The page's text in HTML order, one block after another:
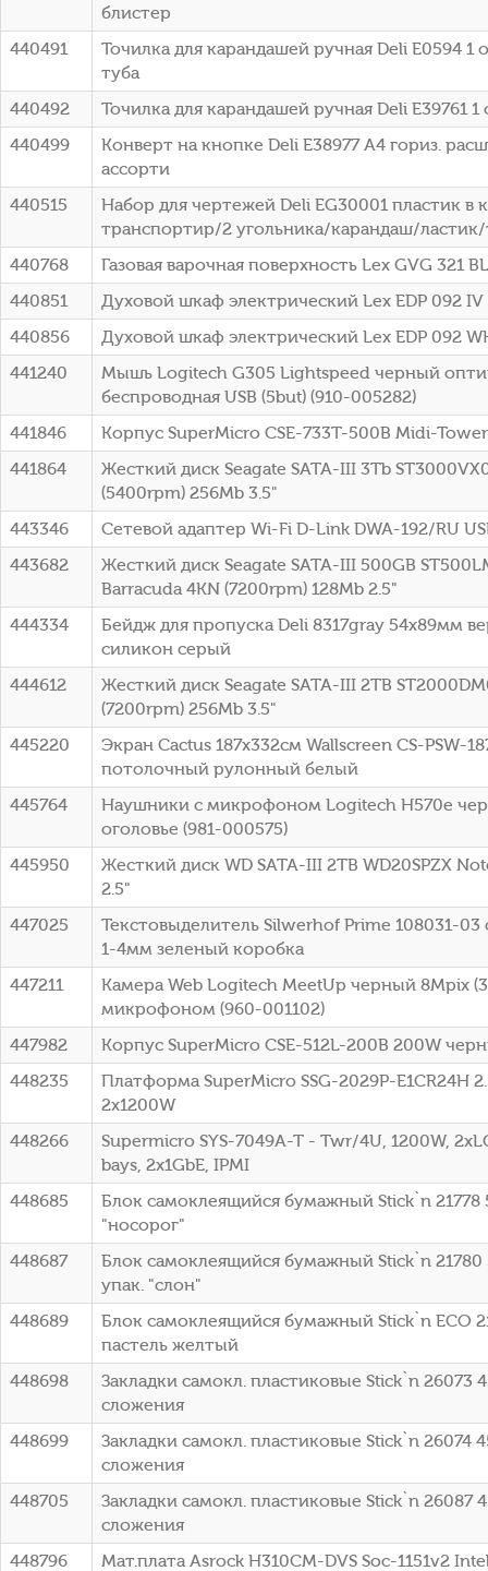
блистер
440491
Точилка для карандашей ручная Deli E0594 1
туба
440492
Точилка для карандашей ручная Deli E39761
440499
Конверт на кнопке Deli E38977 A4 гориз.
ассорти
440515
Набор для чертежей Deli EG30001 пластик в
транспортир/2 угольника/карандаш/
440768
Газовая варочная поверхность Lex GVG 321
440851
Духовой шкаф электрический Lex EDP 092
440856
Духовой шкаф электрический Lex EDP 092
441240
Мышь Logitech G305 Lightspeed черный
беспроводная USB (5but) (910-005282)
441846
Корпус SuperMicro CSE-733T-500B Midi-
441864
Жесткий диск Seagate SATA-III 3Tb
(5400rpm) 256Mb 3.5"
443346
Сетевой адаптер Wi-Fi D-Link DWA-192/RU
443682
Жесткий диск Seagate SATA-III 500GB
Barracuda 4KN (7200rpm) 128Mb 2.5"
444334
Бейдж для пропуска Deli 8317gray 54х89мм
силикон серый
444612
Жесткий диск Seagate SATA-III 2TB
(7200rpm) 256Mb 3.5"
445220
Экран Cactus 187x332см Wallscreen CS-PSW-
потолочный рулонный белый
445764
Наушники с микрофоном Logitech H570e
оголовье (981-000575)
445950
Жесткий диск WD SATA-III 2TB WD20SPZX
2.5"
447025
Текстовыделитель Silwerhof Prime 108031-
1-4мм зеленый коробка
447211
Камера Web Logitech MeetUp черный 8Mpix
микрофоном (960-001102)
447982
Корпус SuperMicro CSE-512L-200B 200W
448235
Платформа SuperMicro SSG-2029P-E1CR24H
2x1200W
448266
Supermicro SYS-7049A-T - Twr/4U, 1200W,
bays, 2x1GbE, IPMI
448685
Блок самоклеящийся бумажный Stick`n 21778
"носорог"
448687
Блок самоклеящийся бумажный Stick`n 21780
упак. "слон"
448689
Блок самоклеящийся бумажный Stick`n ECO
пастель желтый
448698
Закладки самокл. пластиковые Stick`n 26073
сложения
448699
Закладки самокл. пластиковые Stick`n 26074
сложения
448705
Закладки самокл. пластиковые Stick`n 26087
сложения
448796
Мат.плата Asrock H310CM-DVS Soc-1151v2